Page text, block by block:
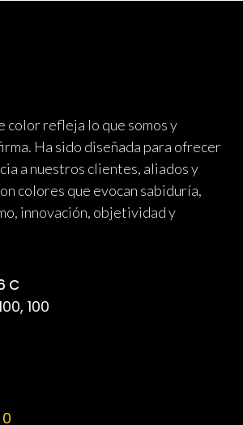
color refleja lo que somos y
Ha sido diseñada para ofrecer
a nuestros clientes, aliados y
colores que evocan sabiduría,
innovación, objetividad y
C
100